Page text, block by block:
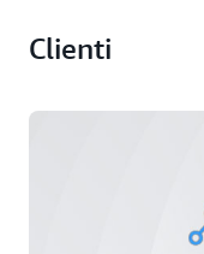
Clienti